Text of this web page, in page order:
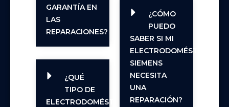
GARANTÍA EN
LAS
REPARACIONES?
¿QUÉ
TIPO DE
ELECTRODOMÉSTICOS
¿CÓMO
PUEDO
SABER SI MI
ELECTRODOMÉSTICO
SIEMENS
NECESITA
UNA
REPARACIÓN?